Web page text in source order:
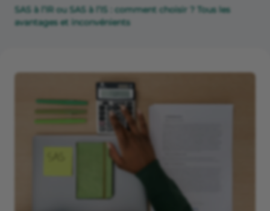
SAS à l’IR ou SAS à l’IS : comment choisir ? Tous les
avantages et inconvénients